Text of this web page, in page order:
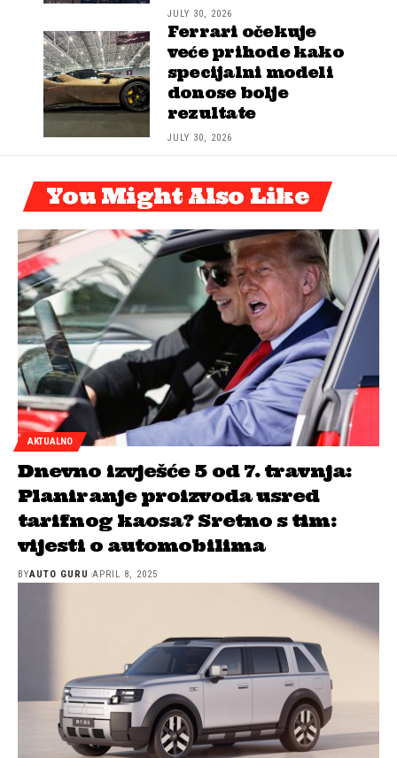
JULY 30, 2026
Ferrari očekuje
veće prihode kako
specijalni modeli
donose bolje
rezultate
JULY 30, 2026
You Might Also Like
AKTUALNO
Dnevno izvješće 5 od 7. travnja:
Planiranje proizvoda usred
tarifnog kaosa? Sretno s tim:
vijesti o automobilima
BYAUTO GURU APRIL 8, 2025